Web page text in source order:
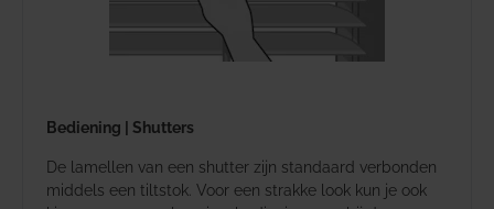
Bediening | Shutters
De lamellen van een shutter zijn standaard verbonden
middels een tiltstok. Voor een strakke look kun je ook